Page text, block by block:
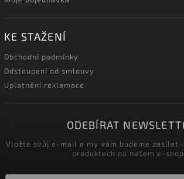
KE STAŽENÍ
Obchodní podmínky
Odstoupení od smlouvy
Uplatnění reklamace
ODEBÍRAT
Vložte svůj e-mail a my vám budeme zasílat
produktech na našem e-